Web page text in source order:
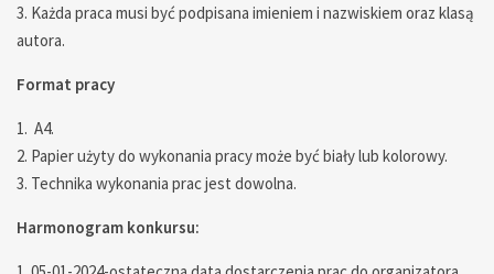
3. Każda praca musi być podpisana imieniem i nazwiskiem oraz klasą
autora.
Format pracy
1. A4.
2. Papier użyty do wykonania pracy może być biały lub kolorowy.
3. Technika wykonania prac jest dowolna.
Harmonogram konkursu: